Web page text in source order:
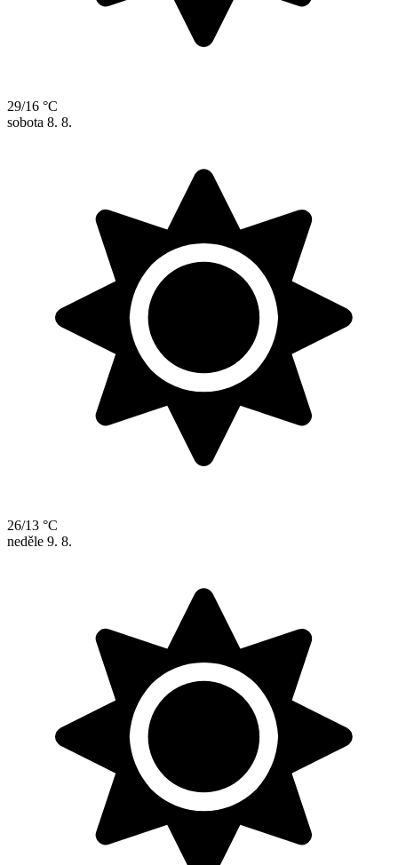
29/16 °C
sobota 8. 8.
26/13 °C
neděle 9. 8.